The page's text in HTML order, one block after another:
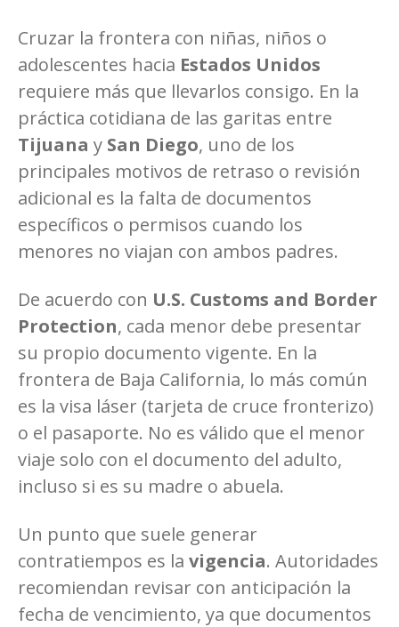
Cruzar la frontera con niñas, niños o
adolescentes hacia Estados Unidos
requiere más que llevarlos consigo. En la
práctica cotidiana de las garitas entre
Tijuana y San Diego, uno de los
principales motivos de retraso o revisión
adicional es la falta de documentos
específicos o permisos cuando los
menores no viajan con ambos padres.
De acuerdo con U.S. Customs and Border
Protection, cada menor debe presentar
su propio documento vigente. En la
frontera de Baja California, lo más común
es la visa láser (tarjeta de cruce fronterizo)
o el pasaporte. No es válido que el menor
viaje solo con el documento del adulto,
incluso si es su madre o abuela.
Un punto que suele generar
contratiempos es la vigencia. Autoridades
recomiendan revisar con anticipación la
fecha de vencimiento, ya que documentos